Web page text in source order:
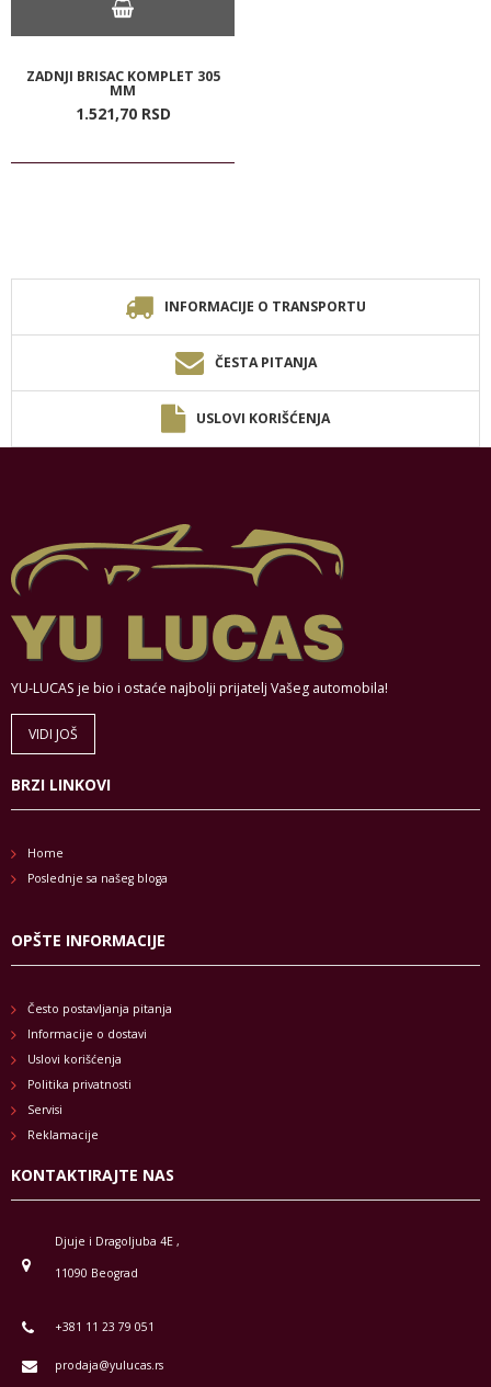
ZADNJI BRISAC KOMPLET 305
MM
1.521,70 RSD
INFORMACIJE O TRANSPORTU
ČESTA PITANJA
USLOVI KORIŠĆENJA
YU-LUCAS je bio i ostaće najbolji prijatelj Vašeg automobila!
VIDI JOŠ
BRZI LINKOVI
Home
Poslednje sa našeg bloga
OPŠTE INFORMACIJE
Često postavljanja pitanja
Informacije o dostavi
Uslovi korišćenja
Politika privatnosti
Servisi
Reklamacije
KONTAKTIRAJTE NAS
Djuje i Dragoljuba 4E ,
11090 Beograd
+381 11 23 79 051
prodaja@yulucas.rs